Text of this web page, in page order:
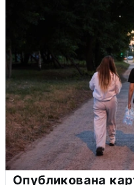
Опубликована